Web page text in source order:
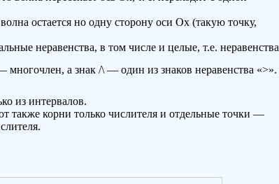
остается но одну сторону оси Ох (такую точку,
неравенства, в том числе и целые, т.е. неравенства
многочлен, а знак /\ — один из знаков неравенства «>».
из интервалов.
также корни только числителя и отдельные точки —